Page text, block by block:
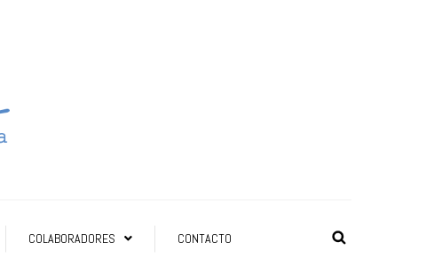
COLABORADORES CONTACTO